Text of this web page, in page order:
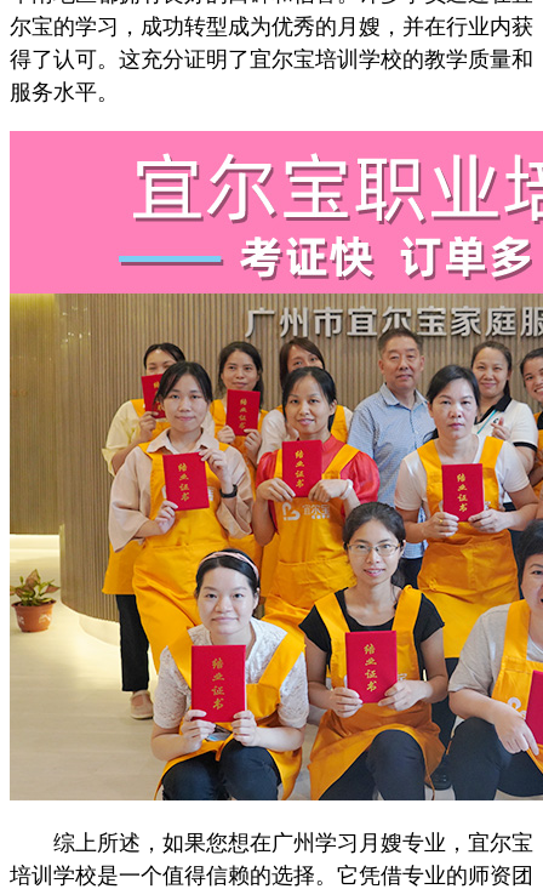
尔宝的学习，成功转型成为优秀的月嫂，并在行业内获
得了认可。这充分证明了宜尔宝培训学校的教学质量和
服务水平。
综上所述，如果您想在广州学习月嫂专业，宜尔宝
培训学校是一个值得信赖的选择。它凭借专业的师资团